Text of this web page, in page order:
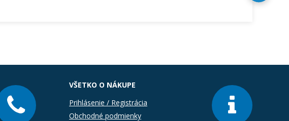
VŠETKO O NÁKUPE
Prihlásenie / Registrácia
Obchodné podmienky